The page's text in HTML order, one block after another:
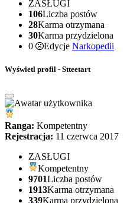
ZASŁUGI
106Liczba postów
28Karma otrzymana
30Karma przydzielona
0
Edycje Narkopedii
Wyświetl profil - Stteetart
Ranga: Kompetentny
Rejestracja: 11 czerwca 2017
ZASŁUGI
Kompetentny
9701Liczba postów
1913Karma otrzymana
339Karma przydzielona